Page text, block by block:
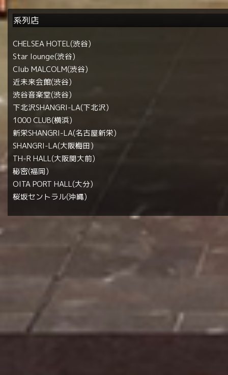
系列店
CHELSEA HOTEL(渋谷)
Star lounge(渋谷)
Club MALCOLM(渋谷)
近未来会館(渋谷)
渋谷音楽堂(渋谷)
下北沢SHANGRI-LA(下北沢)
1000 CLUB(横浜)
新栄SHANGRI-LA(名古屋新栄)
SHANGRI-LA(大阪梅田)
TH-R HALL(大阪関大前)
秘密(福岡)
OITA PORT HALL(大分)
桜坂セントラル(沖縄)